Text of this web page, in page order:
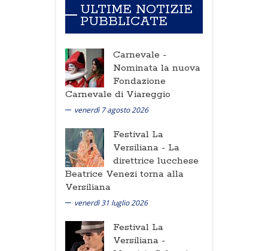
ULTIME NOTIZIE
PUBBLICATE
Carnevale -
Nominata la nuova
Fondazione
Carnevale di Viareggio
venerdì 7 agosto 2026
Festival La
Versiliana - La
direttrice lucchese
Beatrice Venezi torna alla
Versiliana
venerdì 31 luglio 2026
Festival La
Versiliana -